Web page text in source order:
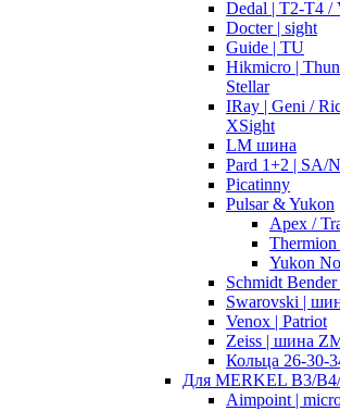
Dedal | T2-T4 /
Docter | sight
Guide | TU
Hikmicro |
Stellar
IRay | Geni /
XSight
LM шина
Pard 1+2 | SA/
Picatinny
Pulsar & Yukon
Apex /
Yukon
Schmidt
Swarovski |
Venox | Patriot
Zeiss | шина
Кольца 26-30-
Для MERKEL B3/
Aimpoint |